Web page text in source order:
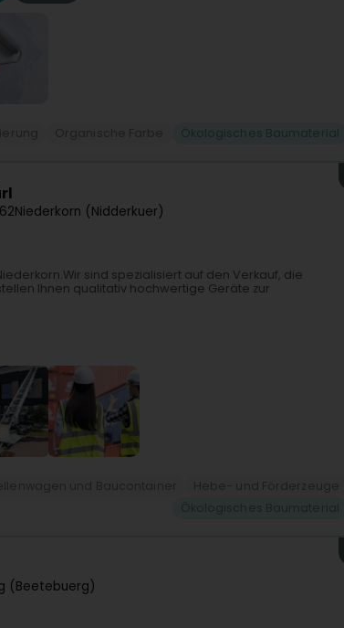
Niederkorn (Nidderkuer)
sind spezialisiert auf den Verkauf, die
Ihnen qualitativ hochwertige Geräte zur
(Beetebuerg)